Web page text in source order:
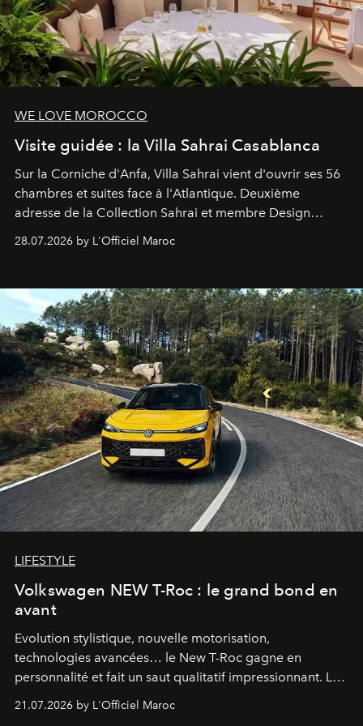
WE LOVE MOROCCO
Visite guidée : la Villa Sahrai Casablanca
Sur la Corniche d'Anfa, Villa Sahrai vient d'ouvrir ses 56
chambres et suites face à l'Atlantique. Deuxième
adresse de la Collection Sahrai et membre Design
Hotels, ce boutique-hôtel cinq étoiles signé Christophe
Pillet promet un lieu de vie complet. On y a déjeuné…
28.07.2026 by L'Officiel Maroc
LIFESTYLE
Volkswagen NEW T-Roc : le grand bond en
avant
Evolution stylistique, nouvelle motorisation,
technologies avancées… le New T-Roc gagne en
personnalité et fait un saut qualitatif impressionnant. Le
constructeur allemand a revu en profondeur son SUV
fétiche pour le rendre plus premium. Et le pari semble
21.07.2026 by L'Officiel Maroc